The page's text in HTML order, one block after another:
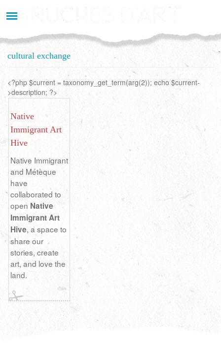
au
cultural exchange
<?php $current = taxonomy_get_term(arg(2)); echo $current-
>description; ?>
Native
Immigrant Art
Hive
Native Immigrant
and Métèque
have
collaborated to
open Native
Immigrant Art
Hive, a space to
share our
stories, create
art, and love the
land.